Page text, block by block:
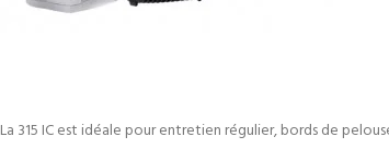
La 315 IC est idéale pour entretien régulier, bords de